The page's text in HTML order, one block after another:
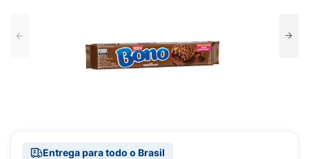
Entrega para todo o Brasil